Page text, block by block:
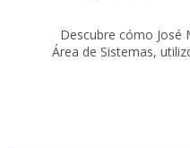
Descubre cómo José
Área de Sistemas,